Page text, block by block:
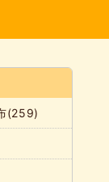
(259)